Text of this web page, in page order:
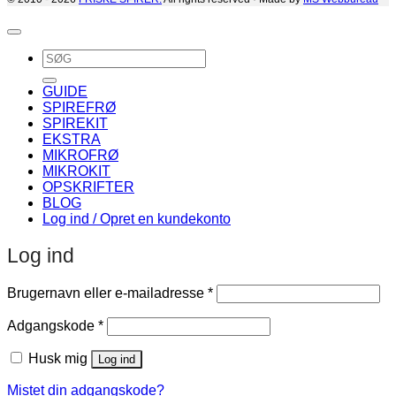
Søg
efter:
GUIDE
SPIREFRØ
SPIREKIT
EKSTRA
MIKROFRØ
MIKROKIT
OPSKRIFTER
BLOG
Log ind / Opret en kundekonto
Log ind
Brugernavn eller e-mailadresse *Påkrævet
Adgangskode *Påkrævet
Husk mig Log ind
Mistet din adgangskode?